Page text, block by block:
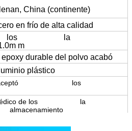
China (continente)
en frío de alta calidad
los la
m
epoxy durable del polvo acabó
plástico
los
de los la
almacenamiento